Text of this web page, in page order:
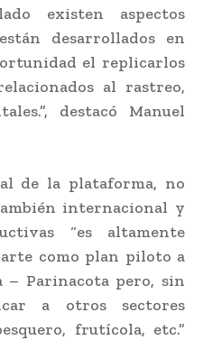
existen aspectos
desarrollados en
el replicarlos
al rastreo,
destacó Manuel
de la plataforma, no
internacional y
“es altamente
como plan piloto a
Parinacota pero, sin
a otros sectores
frutícola, etc.”